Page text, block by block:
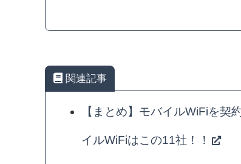
関連記事
【まとめ】モバイルWiFiを
イルWiFiはこの11社！！